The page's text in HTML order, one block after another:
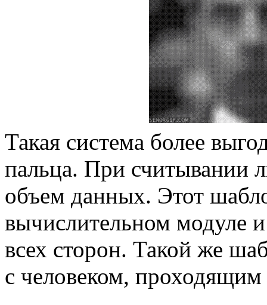
Такая система более
пальца. При считывании
объем данных. Этот
вычислительном модуле
всех сторон. Такой же
с человеком, проходящим